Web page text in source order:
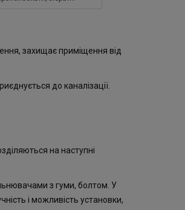
захищає приміщення від
до каналізації.
на наступні
з гуми, болтом. У
і можливість установки,